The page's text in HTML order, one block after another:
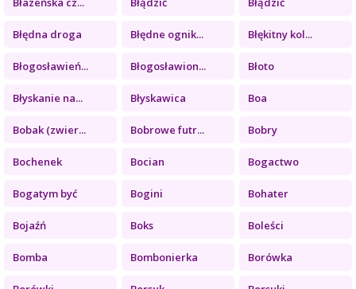
Błędna droga Błędne ognik... Błękitny kol...
Błogosławień... Błogosławion... Błoto
Błyskanie na... Błyskawica Boa
Bobak (zwier... Bobrowe futr... Bobry
Bochenek Bocian Bogactwo
Bogatym być Bogini Bohater
Bojaźń Boks Boleści
Bomba Bombonierka Borówka